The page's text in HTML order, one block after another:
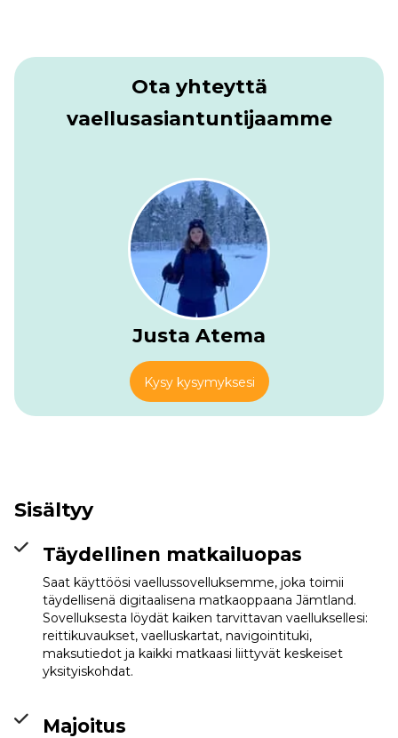
Ota yhteyttä
vaellusasiantuntijaamme
Justa Atema
Kysy kysymyksesi
Sisältyy
Täydellinen matkailuopas
Saat käyttöösi vaellussovelluksemme, joka toimii
täydellisenä digitaalisena matkaoppaana Jämtland.
Sovelluksesta löydät kaiken tarvittavan vaelluksellesi:
reittikuvaukset, vaelluskartat, navigointituki,
maksutiedot ja kaikki matkaasi liittyvät keskeiset
yksityiskohdat.
Majoitus